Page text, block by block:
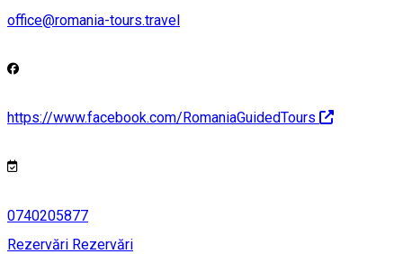
office@romania-tours.travel
https://www.facebook.com/RomaniaGuidedTours
0740205877
Rezervări Rezervări